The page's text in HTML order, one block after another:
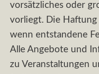
vorsätzliches oder
vorliegt. Die Haftung
wenn entstandene
Alle Angebote und
zu Veranstaltungen